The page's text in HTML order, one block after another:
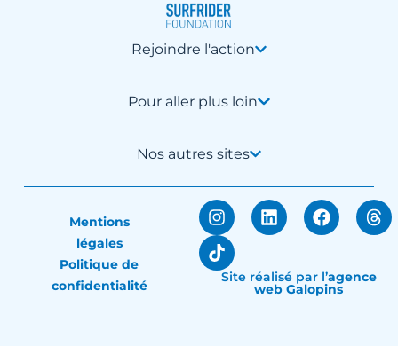
Rejoindre l'action
Pour aller plus loin
Nos autres sites
Mentions
légales
Politique de
confidentialité
Site réalisé par l’agence
web Galopins